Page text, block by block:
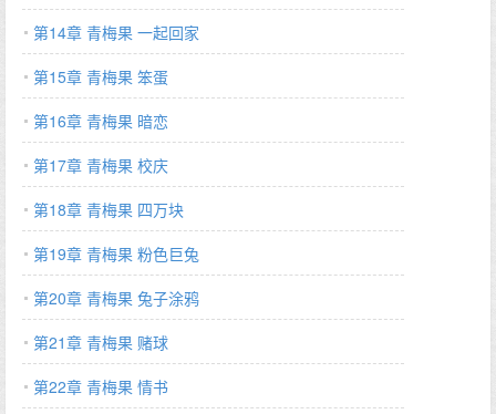
第14章 青梅果 一起回家
第15章 青梅果 笨蛋
第16章 青梅果 暗恋
第17章 青梅果 校庆
第18章 青梅果 四万块
第19章 青梅果 粉色巨兔
第20章 青梅果 兔子涂鸦
第21章 青梅果 赌球
第22章 青梅果 情书